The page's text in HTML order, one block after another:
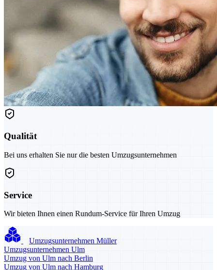
Qualität
Bei uns erhalten Sie nur die besten Umzugsunternehmen
Service
Wir bieten Ihnen einen Rundum-Service für Ihren Umzug
Umzugsunternehmen Müller
Umzugsunternehmen Ulm
Umzug von Ulm nach Berlin
Umzug von Ulm nach Hamburg